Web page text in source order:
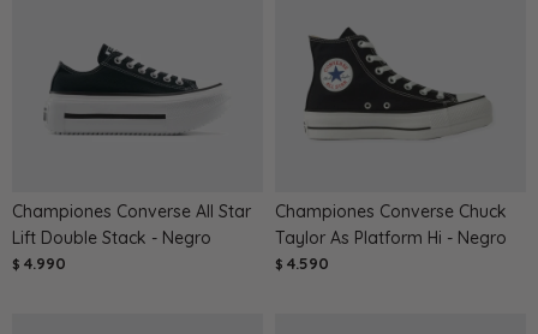
Championes Converse All Star
Lift Double Stack - Negro
$ 4.990
Championes Converse Chuck
Taylor As Platform Hi - Negro
$ 4.590